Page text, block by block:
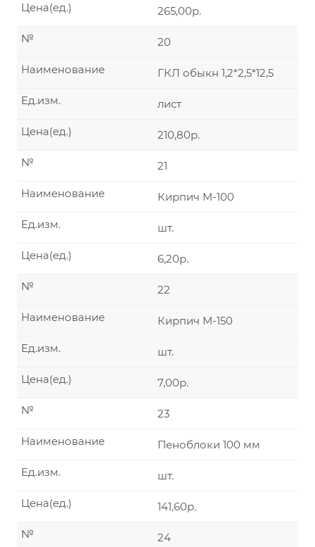
265,00р.
Цена(ед.)
20
№
ГКЛ обыкн 1,2*2,5*12,5
Наименование
лист
Ед.изм.
210,80р.
Цена(ед.)
21
№
Кирпич М-100
Наименование
шт.
Ед.изм.
6,20р.
Цена(ед.)
22
№
Кирпич М-150
Наименование
шт.
Ед.изм.
7,00р.
Цена(ед.)
23
№
Пеноблоки 100 мм
Наименование
шт.
Ед.изм.
141,60р.
Цена(ед.)
24
№